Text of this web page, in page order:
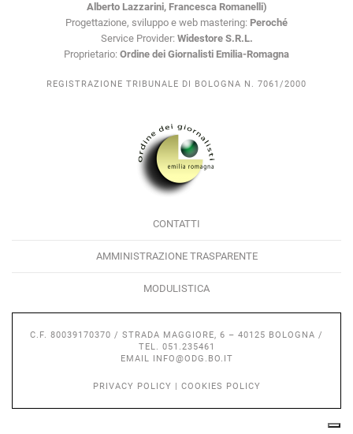
Alberto Lazzarini, Francesca Romanelli)
Progettazione, sviluppo e web mastering: Peroché
Service Provider: Widestore S.R.L.
Proprietario: Ordine dei Giornalisti Emilia-Romagna
REGISTRAZIONE TRIBUNALE DI BOLOGNA N. 7061/2000
CONTATTI
AMMINISTRAZIONE TRASPARENTE
MODULISTICA
C.F. 80039170370 / STRADA MAGGIORE, 6 – 40125 BOLOGNA /
TEL. 051.235461
EMAIL
INFO@ODG.BO.IT
PRIVACY POLICY COOKIES POLICY